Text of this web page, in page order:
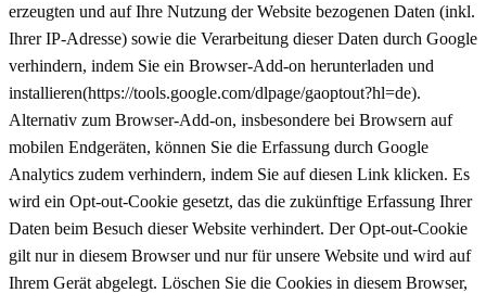
erzeugten und auf Ihre Nutzung der Website bezogenen Daten (inkl.
Ihrer IP-Adresse) sowie die Verarbeitung dieser Daten durch Google
verhindern, indem Sie ein Browser-Add-on herunterladen und
installieren(https://tools.google.com/dlpage/gaoptout?hl=de).
Alternativ zum Browser-Add-on, insbesondere bei Browsern auf
mobilen Endgeräten, können Sie die Erfassung durch Google
Analytics zudem verhindern, indem Sie auf diesen Link klicken. Es
wird ein Opt-out-Cookie gesetzt, das die zukünftige Erfassung Ihrer
Daten beim Besuch dieser Website verhindert. Der Opt-out-Cookie
gilt nur in diesem Browser und nur für unsere Website und wird auf
Ihrem Gerät abgelegt. Löschen Sie die Cookies in diesem Browser,